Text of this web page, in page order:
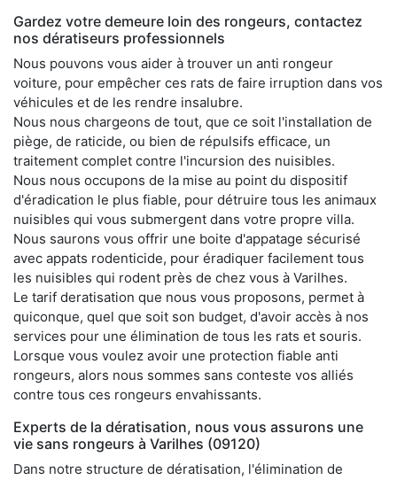
Gardez votre demeure loin des rongeurs, contactez
nos dératiseurs professionnels
Nous pouvons vous aider à trouver un anti rongeur
voiture, pour empêcher ces rats de faire irruption dans vos
véhicules et de les rendre insalubre.
Nous nous chargeons de tout, que ce soit l'installation de
piège, de raticide, ou bien de répulsifs efficace, un
traitement complet contre l'incursion des nuisibles.
Nous nous occupons de la mise au point du dispositif
d'éradication le plus fiable, pour détruire tous les animaux
nuisibles qui vous submergent dans votre propre villa.
Nous saurons vous offrir une boite d'appatage sécurisé
avec appats rodenticide, pour éradiquer facilement tous
les nuisibles qui rodent près de chez vous à Varilhes.
Le tarif deratisation que nous vous proposons, permet à
quiconque, quel que soit son budget, d'avoir accès à nos
services pour une élimination de tous les rats et souris.
Lorsque vous voulez avoir une protection fiable anti
rongeurs, alors nous sommes sans conteste vos alliés
contre tous ces rongeurs envahissants.
Experts de la dératisation, nous vous assurons une
vie sans rongeurs à Varilhes (09120)
Dans notre structure de dératisation, l'élimination de